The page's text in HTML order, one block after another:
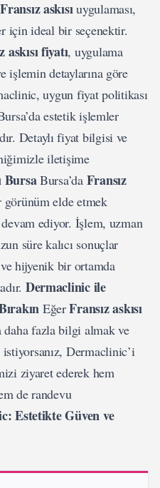
Fransız askısıuygulaması,
için ideal bir seçenektir.
askısı fiyatı, uygulama
işlemin detaylarına göre
uygun fiyat politikası
estetik işlemler
Detaylı fiyat bilgisi ve
iletişime
BursaBursa’da Fransız
elde etmek
ediyor. İşlem, uzman
süre kalıcı sonuçlar
hijyenik bir ortamda
Dermaclinic ile
EğerFransız askısı
daha fazla bilgi almak ve
Dermaclinic’i
ziyaret ederek hem
de randevu
Estetikte Güven ve